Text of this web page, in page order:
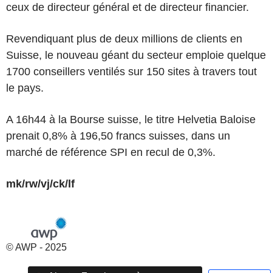
ceux de directeur général et de directeur financier.
Revendiquant plus de deux millions de clients en
Suisse, le nouveau géant du secteur emploie quelque
1700 conseillers ventilés sur 150 sites à travers tout
le pays.
A 16h44 à la Bourse suisse, le titre Helvetia Baloise
prenait 0,8% à 196,50 francs suisses, dans un
marché de référence SPI en recul de 0,3%.
mk/rw/vj/ck/lf
© AWP - 2025